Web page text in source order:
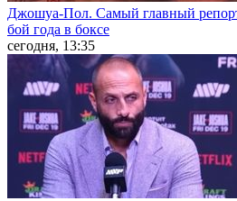
Джошуа-Пол. Самый главный
бой года в боксе
сегодня, 13:35